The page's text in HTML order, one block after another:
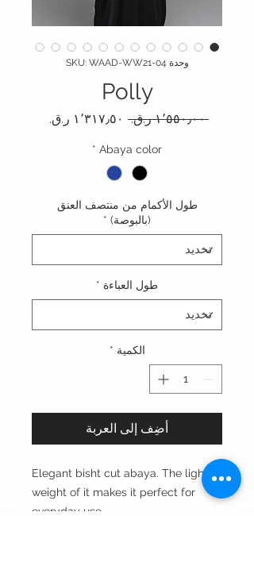
وحدة SKU: WAAD-WW21-04
Polly
‏١٬٥٥٠٫٠٠ ر.ق.‏ سعر عادي
Abaya color
*
طول الأكمام من منتصف العنق
(بالبوصة) *
طول العباءة *
الكمية *
أضِف إلى العربة
Elegant bisht cut abaya. The light
weight of it makes it perfect for
everyday use